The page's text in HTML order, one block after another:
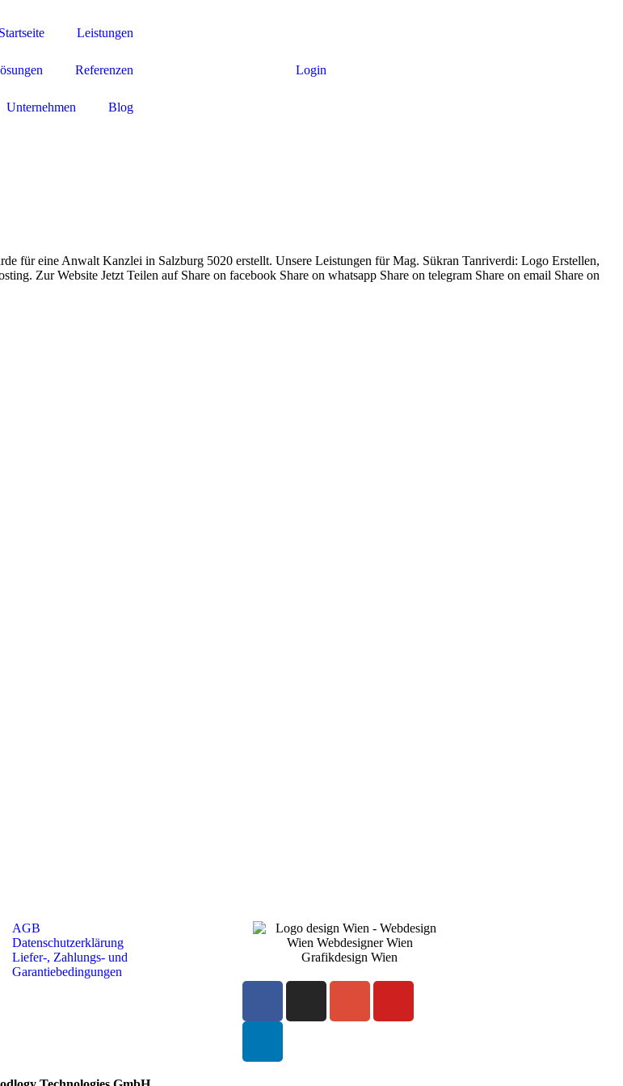
Startseite Leistungen
Referenzen
Unternehmen Blog
Login
für eine Anwalt Kanzlei in Salzburg 5020 erstellt. Unsere Leistungen für Mag. Sükran Tanriverdi: Logo Erstellen,
Zur Website Jetzt Teilen auf Share on facebook Share on whatsapp Share on telegram Share on email Share on
AGB
Datenschutzerklärung
Liefer-, Zahlungs- und
Garantiebedingungen